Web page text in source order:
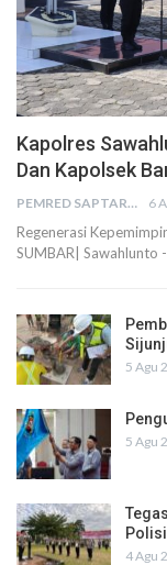
Kapolres
Dan Kapolsek
PEMRED SAPTARIUS 6
Regenerasi
SUMBAR| Sawahlunto
5 Agu
5 Agu
4 Agu